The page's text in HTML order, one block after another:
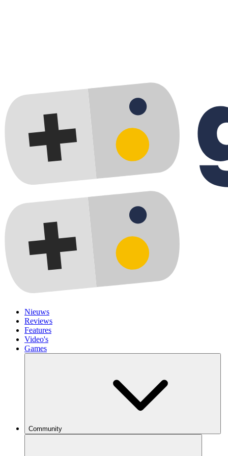
Nieuws
Reviews
Features
Video's
Games
Community